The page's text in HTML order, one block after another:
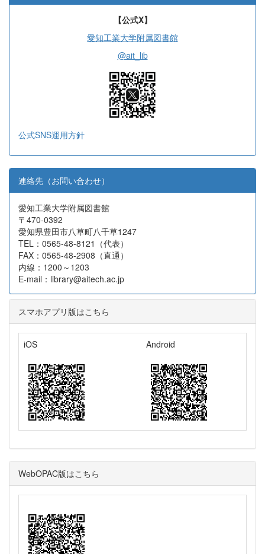
【公式X】
愛知工業大学附属図書館
@ait_lib
公式SNS運用方針
連絡先（お問い合わせ）
愛知工業大学附属図書館
〒470-0392
愛知県豊田市八草町八千草1247
TEL：0565-48-8121（代表）
FAX：0565-48-2908（直通）
内線：1200～1203
E-mail：library@aitech.ac.jp
スマホアプリ版はこちら
iOS Android
WebOPAC版はこちら